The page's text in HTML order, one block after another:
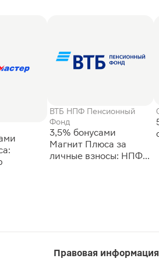
ВТБ НПФ Пенсионный
Фонд
3,5% бонусами
Магнит Плюса за
личные взносы: НПФ
Правовая информация